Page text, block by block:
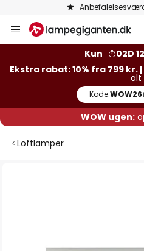
to
Kun
02D
Ekstra rabat: 10% fra 799 kr. |
alt
Kode:WOW26
WOW ugen:
Loftlamper